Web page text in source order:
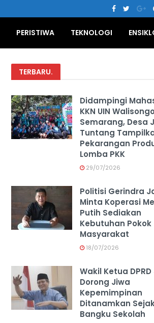
PERISTIWA TEKNOLOGI
TERBARU.
Didampingi
KKN UIN Walisongo
Semarang, Desa
Tuntang
Pekarangan
Lomba PKK
29/07/2026
Politisi Gerindra
Minta Koperasi
Putih Sediakan
Kebutuhan Pokok
Masyarakat
18/07/2026
Wakil Ketua
Dorong Jiwa
Kepemimpinan
Ditanamkan
Bangku Sekolah